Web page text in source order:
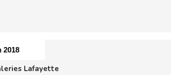
2018
Lafayette